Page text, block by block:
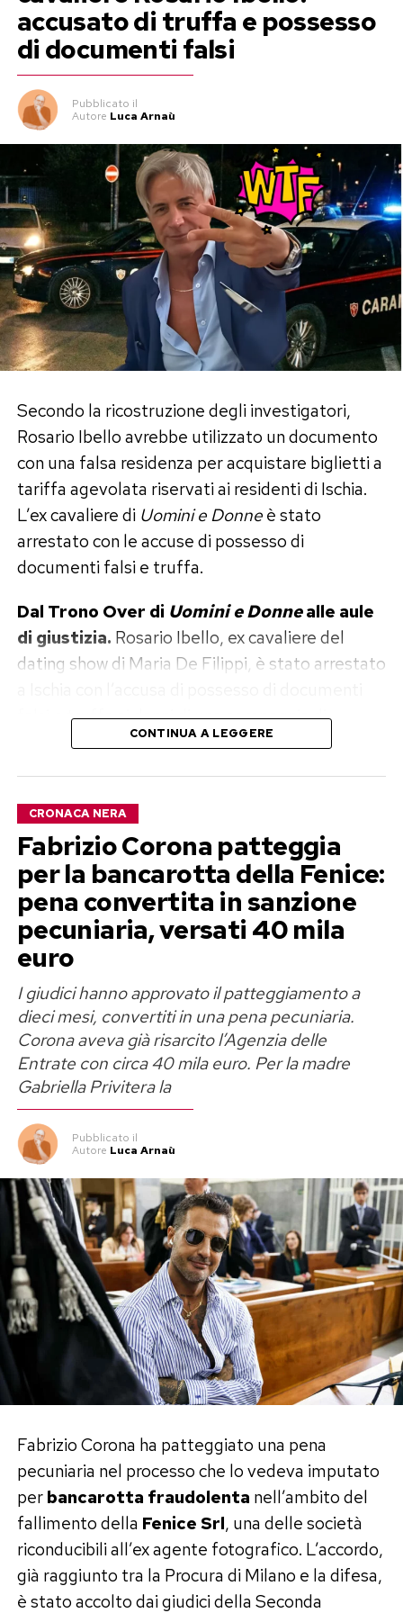
accusato di truffa e possesso
di documenti falsi
Pubblicato il
Autore Luca Arnaù
Secondo la ricostruzione degli investigatori,
Rosario Ibello avrebbe utilizzato un documento
con una falsa residenza per acquistare biglietti a
tariffa agevolata riservati ai residenti di Ischia.
L’ex cavaliere di Uomini e Donneè stato
arrestato con le accuse di possesso di
documenti falsi e truffa.
Dal Trono Over di Uomini e Donnealle aule
di giustizia. Rosario Ibello, ex cavaliere del
dating show di Maria De Filippi, è stato arrestato
falsi e truffa ai danni di una compagnia di
navigazione. L’uomo, 56 anni, originario di
Secondo quanto ricostruito dagli investigatori, il
controllo sarebbe nato come una normale
verifica di routine. Durante gli accertamenti,
però, i militari avrebbero scoperto che Ibello
aveva con sé due documenti d’identità con
residenze differenti, circostanza che ha fatto
scattare ulteriori verifiche.
L’accusa: un documento con una
falsa residenza per ottenere gli
sconti
Secondo l’ipotesi investigativa, Rosario Ibello
avrebbe utilizzato uno dei documenti, che
riportava una residenza a Barano d’Ischia, per
acquistare il 3 agosto un biglietto marittimo
usufruendo delle tariffe agevolate riservate ai
residenti dell’isola.
Gli accertamenti avrebbero poi portato alla
scoperta di un secondo documento d’identità
con una residenza diversa, facendo emergere il
presunto raggiro.
Sempre secondo la ricostruzione degli
investigatori, poco prima del controllo l’ex
cavaliere avrebbe tentato di acquistare un altro
biglietto utilizzando lo stesso sistema,
circostanza che avrebbe aggravato la sua
posizione.
CONTINUA A LEGGERE
CRONACA NERA
Fabrizio Corona patteggia
per la bancarotta della Fenice:
pena convertita in sanzione
pecuniaria, versati 40 mila
euro
I giudici hanno approvato il patteggiamento a
dieci mesi, convertiti in una pena pecuniaria.
Corona aveva già risarcito l’Agenzia delle
Entrate con circa 40 mila euro. Per la madre
Gabriella Privitera la
Pubblicato il
Autore Luca Arnaù
Fabrizio Corona ha patteggiato una pena
pecuniaria nel processo che lo vedeva imputato
perbancarotta fraudolenta nell’ambito del
fallimento della Fenice Srl, una delle società
riconducibili all’ex agente fotografico. L’accordo,
già raggiunto tra la Procura di Milano e la difesa,
è stato accolto dai giudici della Seconda